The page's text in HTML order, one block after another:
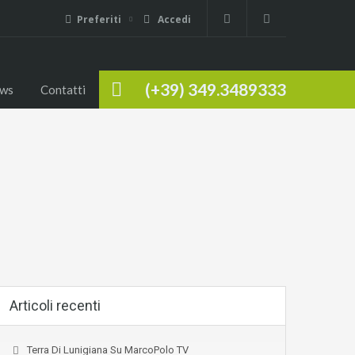
Preferiti Accedi
(+39) 349.3489333
Contatti
Articoli recenti
Terra Di Lunigiana Su MarcoPolo TV